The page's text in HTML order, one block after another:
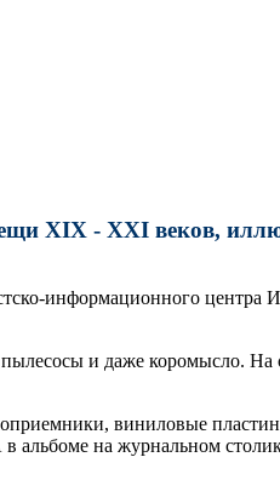
XIX - XXI веков,
информационного
и даже коромысло. На
виниловые
на журнальном